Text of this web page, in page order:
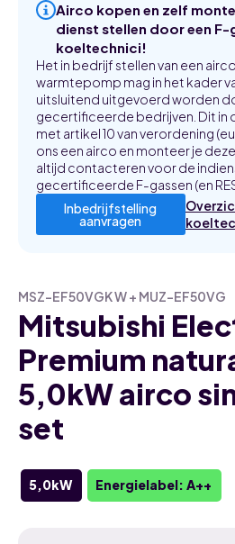
Airco kopen en zelf
dienst stellen door een F-
koeltechnici!
Het in bedrijf stellen van een
warmtepomp mag in het kader
uitsluitend uitgevoerd worden
gecertificeerde bedrijven. Dit in
met artikel 10 van verordening
ons een airco en monteer je
altijd contacteren voor de
gecertificeerde F-gassen (en
Inbedrijfstelling
aanvragen
MSZ-EF50VGK W + MUZ-EF50VG
Mitsubishi
Premium
5,0kW airco
set
5,0kW Energielabel: A++